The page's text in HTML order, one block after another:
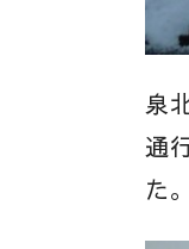
泉
通
た。